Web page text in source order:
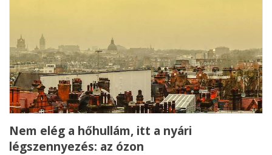
Nem elég a hőhullám, itt a nyári
légszennyezés: az ózon